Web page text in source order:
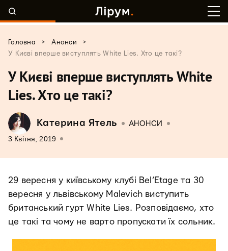
Головна > Анонси
>
У Києві вперше виступлять White Lies. Хто це такі?
У Києві вперше виступлять White
Lies. Хто це такі?
Катерина Ятель АНОНСИ
3 Квітня, 2019
29 вересня у київському клубі Bel’Etage та 30
вересня у львівському Malevich виступить
британський гурт White Lies. Розповідаємо, хто
це такі та чому не варто пропускати їх сольник.